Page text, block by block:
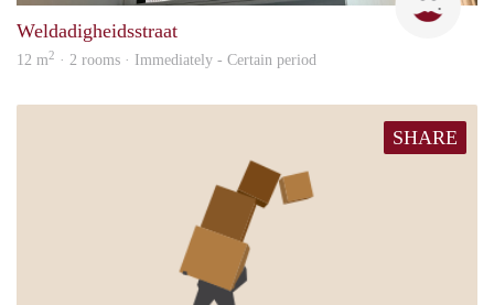
Weldadigheidsstraat
12 m2 · 2 rooms · Immediately - Certain period
SHARE